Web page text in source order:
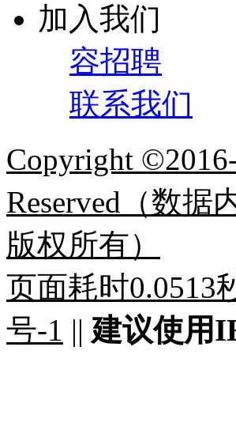
加入我们
容招聘
联系我们
Copyright
Reserved（数
版权所有）
页面耗时0.0513
号-1 || 建议使用